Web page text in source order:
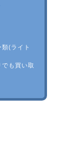
(ライト
も買い取